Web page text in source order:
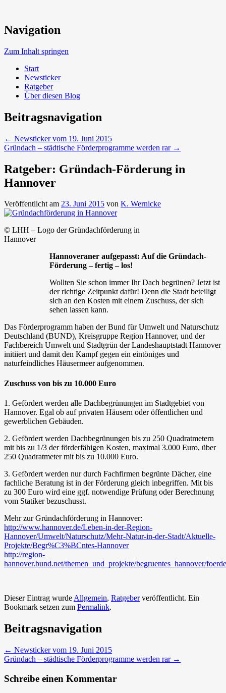
Umweltbewusst Bauen
Neue Trends beim Bauen der Zukunft
Navigation
Zum Inhalt springen
Start
Newsticker
Ratgeber
Über diesen Blog
Beitragsnavigation
← Newsticker vom 19. Juni 2015
Gründach – städtische Förderprogramme werden rar →
Ratgeber: Gründach-Förderung in
Hannover
Veröffentlicht am 23. Juni 2015 von K. Wernicke
© LHH – Logo der Gründachförderung in
Hannover
Hannoveraner aufgepasst: Auf die Gründach-
Förderung – fertig – los!
Wollten Sie schon immer Ihr Dach begrünen? Jetzt ist
der richtige Zeitpunkt dafür! Denn die Stadt beteiligt
sich an den Kosten mit einem Zuschuss, der sich
sehen lassen kann.
Das Förderprogramm haben der Bund für Umwelt und Naturschutz
Deutschland (BUND), Kreisgruppe Region Hannover, und der
Fachbereich Umwelt und Stadtgrün der Landeshauptstadt Hannover
initiiert und damit den Kampf gegen ein eintöniges und
naturfeindliches Häusermeer aufgenommen.
Zuschuss von bis zu 10.000 Euro
1. Gefördert werden alle Dachbegrünungen im Stadtgebiet von
Hannover. Egal ob auf privaten Häusern oder öffentlichen und
gewerblichen Gebäuden.
2. Gefördert werden Dachbegrünungen bis zu 250 Quadratmetern
mit bis zu 1/3 der förderfähigen Kosten, maximal 3.000 Euro, über
250 Quadratmeter mit bis zu 10.000 Euro.
3. Gefördert werden nur durch Fachfirmen begrünte Dächer, eine
fachliche Beratung ist in der Förderung gleich inbegriffen. Mit bis
zu 300 Euro wird eine ggf. notwendige Prüfung oder Berechnung
vom Statiker bezuschusst.
Mehr zur Gründachförderung in Hannover:
http://www.hannover.de/Leben-in-der-Region-
Hannover/Umwelt/Naturschutz/Mehr-Natur-in-der-Stadt/Aktuelle-
Projekte/Begr%C3%BCntes-Hannover
http://region-
hannover.bund.net/themen_und_projekte/begruentes_hannover/
Dieser Eintrag wurde Allgemein, Ratgeberveröffentlicht. Ein
Bookmark setzen zum Permalink.
Beitragsnavigation
← Newsticker vom 19. Juni 2015
Gründach – städtische Förderprogramme werden rar →
Schreibe einen Kommentar